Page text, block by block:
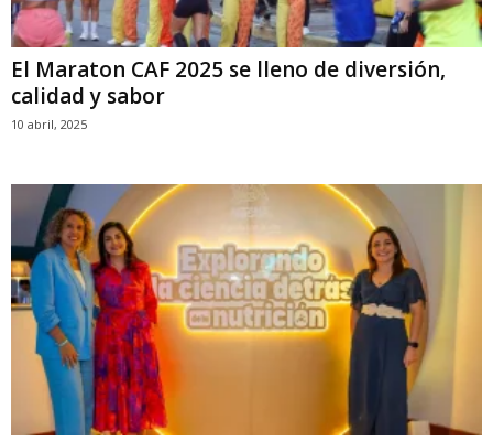
El Maraton CAF 2025 se lleno de diversión,
calidad y sabor
10 abril, 2025